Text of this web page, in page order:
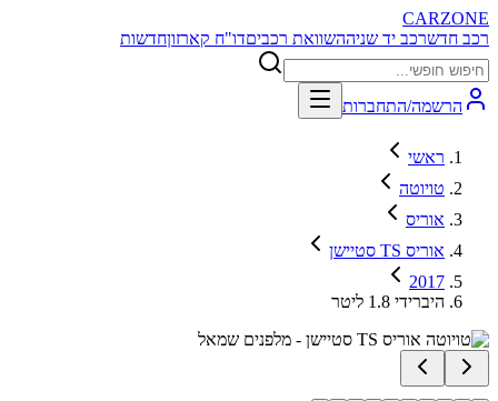
CARZONE
רכב חדשרכב יד שניההשוואת רכביםדו"ח קארזוןחדשות
הרשמה/התחברות
ראשי
טויוטה
אוריס
אוריס TS סטיישן
2017
היברידי 1.8 ליטר